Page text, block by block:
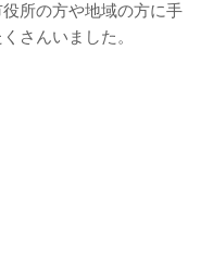
所の方や地域の方に手
さんいました。